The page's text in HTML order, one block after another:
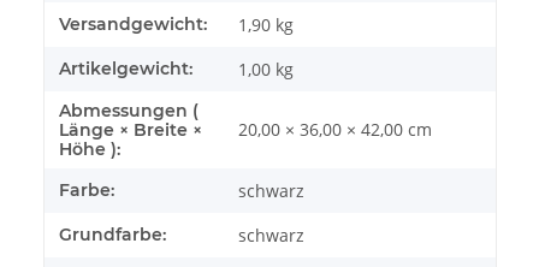
Versandgewicht: 1,90 kg
Artikelgewicht: 1,00 kg
Abmessungen (
Länge × Breite ×
Höhe ):
20,00 × 36,00 × 42,00 cm
Farbe: schwarz
Grundfarbe: schwarz